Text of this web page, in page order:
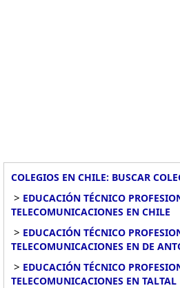
COLEGIOS EN CHILE: BUSCAR
> EDUCACIÓN TÉCNICO
TELECOMUNICACIONES EN CHILE
> EDUCACIÓN TÉCNICO
TELECOMUNICACIONES EN DE
> EDUCACIÓN TÉCNICO
TELECOMUNICACIONES EN TALTAL